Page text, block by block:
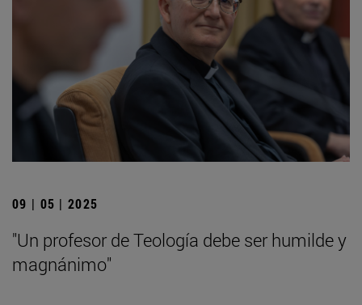
09 | 05 | 2025
"Un profesor de Teología debe ser humilde y
magnánimo"